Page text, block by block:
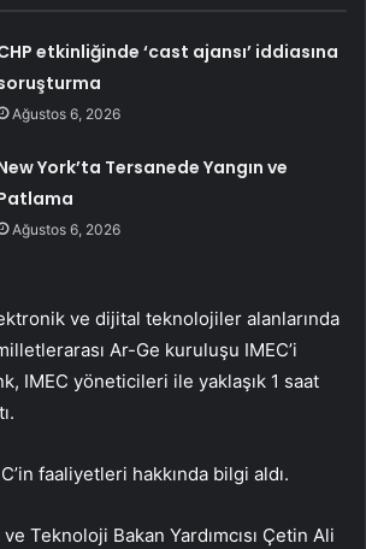
etkinliğinde ‘cast ajansı’ iddiasına
Ağustos 6, 2026
York’ta Tersanede Yangın ve
Ağustos 6, 2026
ve dijital teknolojiler alanlarında
Ar-Ge kuruluşu IMEC’i
IMEC yöneticileri ile yaklaşık 1 saat
faaliyetleri hakkında bilgi aldı.
Teknoloji Bakan Yardımcısı Çetin Ali